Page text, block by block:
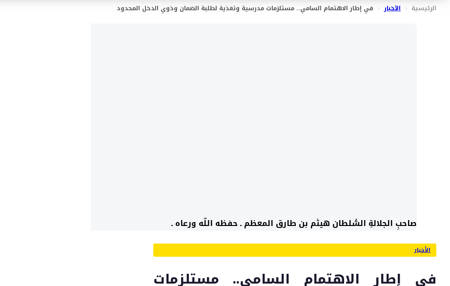
الرئيسية ‹ الأخبار ‹ في إطار الاهتمام السامي.. مستلزمات مدرسية وتغذية لطلبة الضمان وذوي الدخل المحدود
صاحبِ الجلالةِ السُّلطان هيثم بن طارق المعظم ـ حفظه اللّه ورعاه ـ
الأخبار
في إطار الاهتمام السامي.. مستلزمات